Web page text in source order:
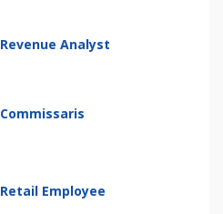
Revenue Analyst
Commissaris
Retail Employee